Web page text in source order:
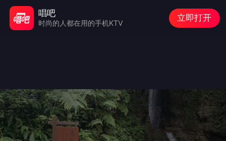
唱吧
时尚的人都在用的手机KTV
立即打开